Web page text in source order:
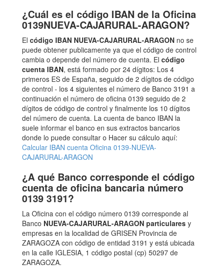
¿Cuál es el código IBAN de la Oficina
0139NUEVA-CAJARURAL-ARAGON?
El código IBAN NUEVA-CAJARURAL-ARAGON no se
puede obtener publicamente ya que el código de control
cambia o depende del número de cuenta. El código
cuenta IBAN, está formado por 24 dígitos: Los 4
primeros ES de España, seguido de 2 dígitos de código
de control - los 4 siguientes el número de Banco 3191 a
continuación el número de oficina 0139 seguido de 2
dígitos de código de control y finalmente los 10 dígitos
del número de cuenta. La cuenta de banco IBAN la
suele informar el banco en sus extractos bancarios
donde lo puede consultar o Hacer su cálculo aquí:
Calcular IBAN cuenta Oficina 0139-NUEVA-
CAJARURAL-ARAGON
¿A qué Banco corresponde el código
cuenta de oficina bancaria número
0139 3191?
La Oficina con el código número 0139 corresponde al
Banco NUEVA-CAJARURAL-ARAGON particulares y
empresas en la localidad de GRISEN Provincia de
ZARAGOZA con código de entidad 3191 y está ubicada
en la calle IGLESIA, 1 código postal (cp) 50297 de
ZARAGOZA.